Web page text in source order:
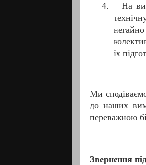
4.
На
їх
Ми
до наших
переважною
Звернення